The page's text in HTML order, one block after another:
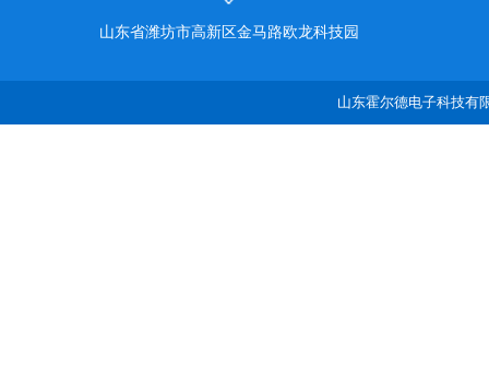
山东省潍坊市高新区金马路欧龙科技园
山东霍尔德电子科技有